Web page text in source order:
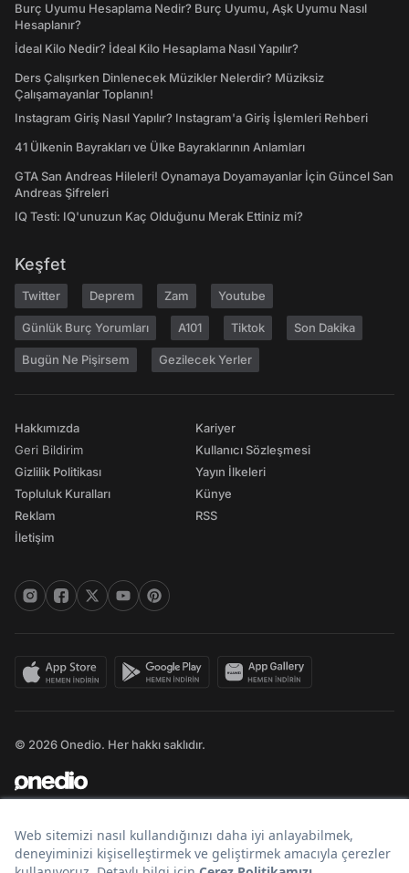
Burç Uyumu Hesaplama Nedir? Burç Uyumu, Aşk Uyumu Nasıl
Hesaplanır?
İdeal Kilo Nedir? İdeal Kilo Hesaplama Nasıl Yapılır?
Ders Çalışırken Dinlenecek Müzikler Nelerdir? Müziksiz
Çalışamayanlar Toplanın!
Instagram Giriş Nasıl Yapılır? Instagram'a Giriş İşlemleri Rehberi
41 Ülkenin Bayrakları ve Ülke Bayraklarının Anlamları
GTA San Andreas Hileleri! Oynamaya Doyamayanlar İçin Güncel San
Andreas Şifreleri
IQ Testi: IQ'unuzun Kaç Olduğunu Merak Ettiniz mi?
Keşfet
Twitter Deprem Zam Youtube
Günlük Burç Yorumları A101 Tiktok Son Dakika
Bugün Ne Pişirsem Gezilecek Yerler
Hakkımızda
Geri Bildirim
Gizlilik Politikası
Topluluk Kuralları
Reklam
İletişim
Kariyer
Kullanıcı Sözleşmesi
Yayın İlkeleri
Künye
RSS
© 2026 Onedio. Her hakkı saklıdır.
Bir markasıdır.